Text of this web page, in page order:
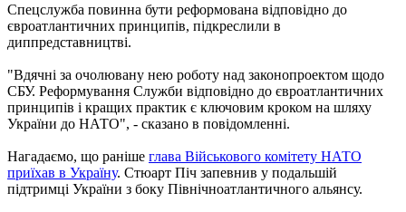
Спецслужба повинна бути реформована відповідно до
євроатлантичних принципів, підкреслили в
диппредставництві.
"Вдячні за очолювану нею роботу над законопроектом щодо
СБУ. Реформування Служби відповідно до євроатлантичних
принципів і кращих практик є ключовим кроком на шляху
України до НАТО", - сказано в повідомленні.
Нагадаємо, що раніше глава Військового комітету НАТО
приїхав в Україну. Стюарт Піч запевнив у подальшій
підтримці України з боку Північноатлантичного альянсу.